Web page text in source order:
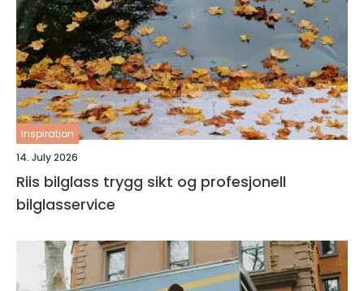
inspiration
14. July 2026
Riis bilglass trygg sikt og profesjonell
bilglasservice